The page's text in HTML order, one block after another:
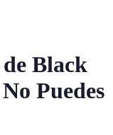
Black
Puedes